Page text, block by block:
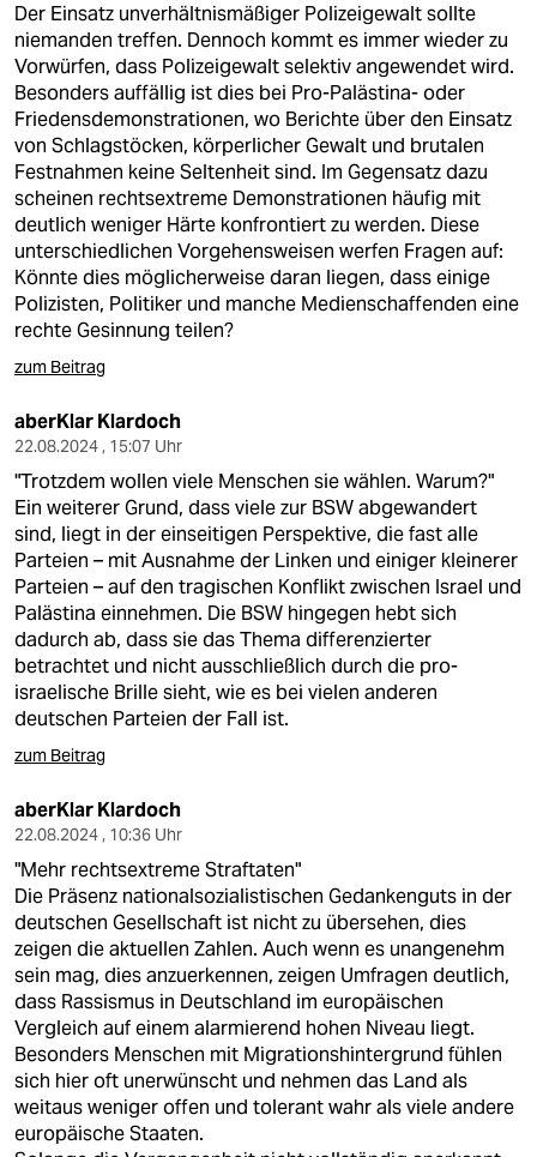
Der Einsatz unverhältnismäßiger Polizeigewalt sollte
niemanden treffen. Dennoch kommt es immer wieder zu
Vorwürfen, dass Polizeigewalt selektiv angewendet wird.
Besonders auffällig ist dies bei Pro-Palästina- oder
Friedensdemonstrationen, wo Berichte über den Einsatz
von Schlagstöcken, körperlicher Gewalt und brutalen
Festnahmen keine Seltenheit sind. Im Gegensatz dazu
scheinen rechtsextreme Demonstrationen häufig mit
deutlich weniger Härte konfrontiert zu werden. Diese
unterschiedlichen Vorgehensweisen werfen Fragen auf:
Könnte dies möglicherweise daran liegen, dass einige
Polizisten, Politiker und manche Medienschaffenden eine
rechte Gesinnung teilen?
zum Beitrag
aberKlar Klardoch
22.08.2024 , 15:07 Uhr
"Trotzdem wollen viele Menschen sie wählen. Warum?"
Ein weiterer Grund, dass viele zur BSW abgewandert
sind, liegt in der einseitigen Perspektive, die fast alle
Parteien – mit Ausnahme der Linken und einiger kleinerer
Parteien – auf den tragischen Konflikt zwischen Israel und
Palästina einnehmen. Die BSW hingegen hebt sich
dadurch ab, dass sie das Thema differenzierter
betrachtet und nicht ausschließlich durch die pro-
israelische Brille sieht, wie es bei vielen anderen
deutschen Parteien der Fall ist.
zum Beitrag
aberKlar Klardoch
22.08.2024 , 10:36 Uhr
"Mehr rechtsextreme Straftaten"
Die Präsenz nationalsozialistischen Gedankenguts in der
deutschen Gesellschaft ist nicht zu übersehen, dies
zeigen die aktuellen Zahlen. Auch wenn es unangenehm
sein mag, dies anzuerkennen, zeigen Umfragen deutlich,
dass Rassismus in Deutschland im europäischen
Vergleich auf einem alarmierend hohen Niveau liegt.
Besonders Menschen mit Migrationshintergrund fühlen
sich hier oft unerwünscht und nehmen das Land als
weitaus weniger offen und tolerant wahr als viele andere
europäische Staaten.